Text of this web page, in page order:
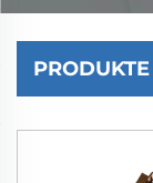
PRODUKTE